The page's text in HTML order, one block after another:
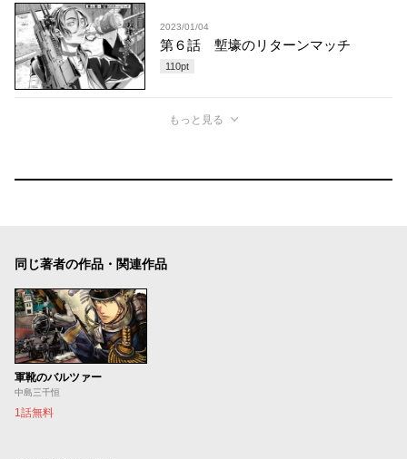
2023/01/04
第６話 塹壕のリターンマッチ
110pt
もっと見る
同じ著者の作品・関連作品
軍靴のバルツァー
中島三千恒
1話無料